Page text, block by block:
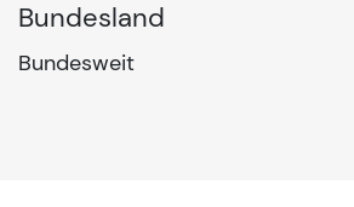
Bundesland
Bundesweit